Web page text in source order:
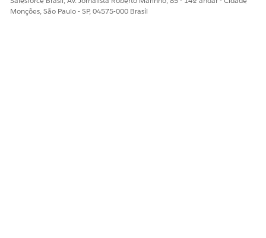
Monções, São Paulo - SP, 04575-000 Brasil